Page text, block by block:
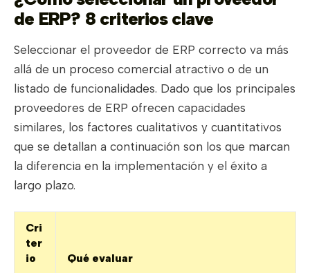
de ERP? 8 criterios clave
Seleccionar el proveedor de ERP correcto va más
allá de un proceso comercial atractivo o de un
listado de funcionalidades. Dado que los principales
proveedores de ERP ofrecen capacidades
similares, los factores cualitativos y cuantitativos
que se detallan a continuación son los que marcan
la diferencia en la implementación y el éxito a
largo plazo.
Cri
ter
io
Qué evaluar